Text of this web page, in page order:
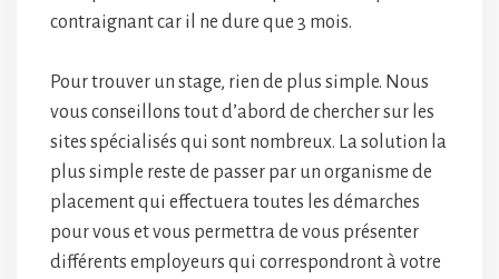
contraignant car il ne dure que 3 mois.
Pour trouver un stage, rien de plus simple. Nous
vous conseillons tout d’abord de chercher sur les
sites spécialisés qui sont nombreux. La solution la
plus simple reste de passer par un organisme de
placement qui effectuera toutes les démarches
pour vous et vous permettra de vous présenter
différents employeurs qui correspondront à votre